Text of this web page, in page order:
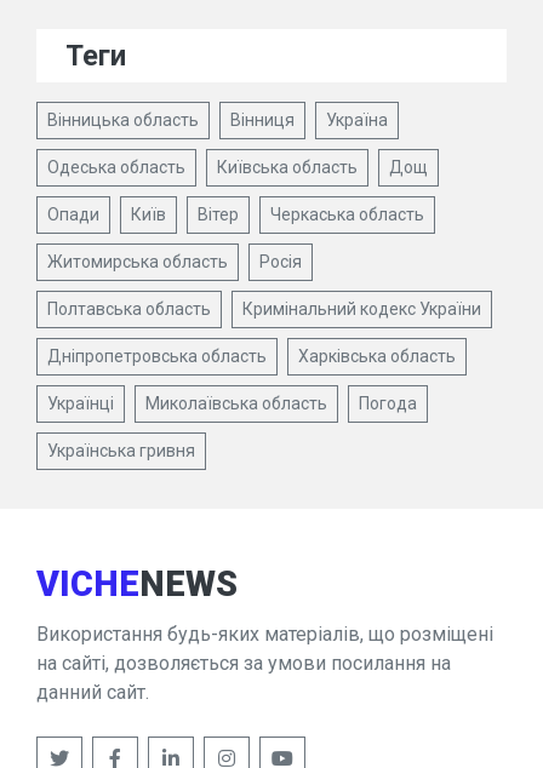
Теги
Вінницька область Вінниця Україна
Одеська область Київська область Дощ
Опади Київ Вітер Черкаська область
Житомирська область Росія
Полтавська область Кримінальний кодекс України
Дніпропетровська область Харківська область
Українці Миколаївська область Погода
Українська гривня
VICHENEWS
Використання будь-яких матеріалів, що розміщені
на сайті, дозволяється за умови посилання на
данний сайт.